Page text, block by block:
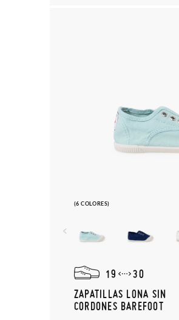
(6 COLORES)
19
30
ZAPATILLAS LONA SIN
CORDONES BAREFOOT